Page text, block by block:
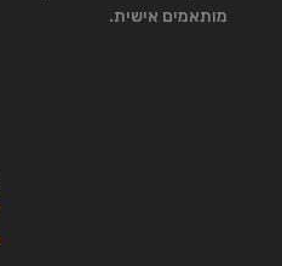
מותאמים אישית.